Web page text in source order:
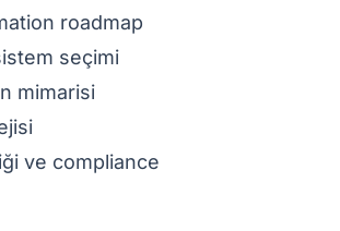
roadmap
seçimi
mimarisi
ve compliance